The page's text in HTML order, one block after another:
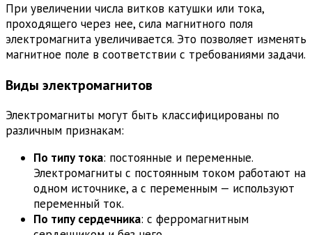
При увеличении числа витков катушки или тока,
проходящего через нее, сила магнитного поля
электромагнита увеличивается. Это позволяет изменять
магнитное поле в соответствии с требованиями задачи.
Виды электромагнитов
Электромагниты могут быть классифицированы по
различным признакам:
По типу тока: постоянные и переменные.
Электромагниты с постоянным током работают на
одном источнике, а с переменным — используют
переменный ток.
По типу сердечника: с ферромагнитным